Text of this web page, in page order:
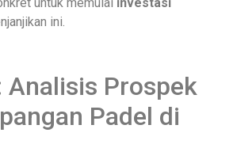
untuk memulai investasi
ini.
Analisis Prospek
Padel di